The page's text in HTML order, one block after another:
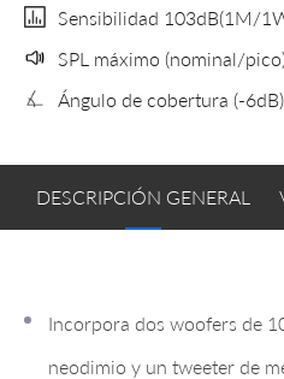
Sensibilidad 103dB(1M/
SPL máximo (nominal/
Ángulo de cobertura (-
DESCRIPCIÓN GENERAL
Incorpora dos woofers de
neodimio y un tweeter de